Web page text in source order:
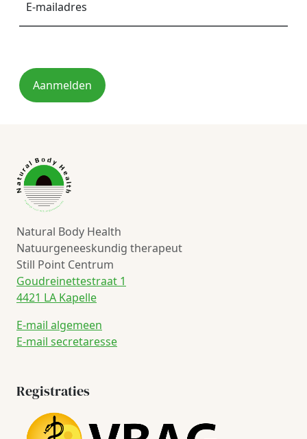
Aanmelden
Natural Body Health
Natuurgeneeskundig therapeut
Still Point Centrum
Goudreinettestraat 1
4421 LA Kapelle
E-mail algemeen
E-mail secretaresse
Registraties